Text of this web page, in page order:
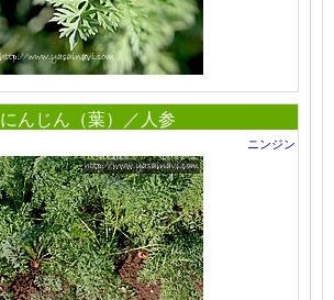
にんじん（葉）／人参
ニンジン